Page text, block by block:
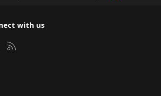
with us
ulaşın